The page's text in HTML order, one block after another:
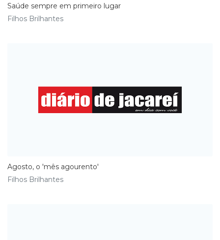
Saúde sempre em primeiro lugar
Filhos Brilhantes
Agosto, o 'mês agourento'
Filhos Brilhantes